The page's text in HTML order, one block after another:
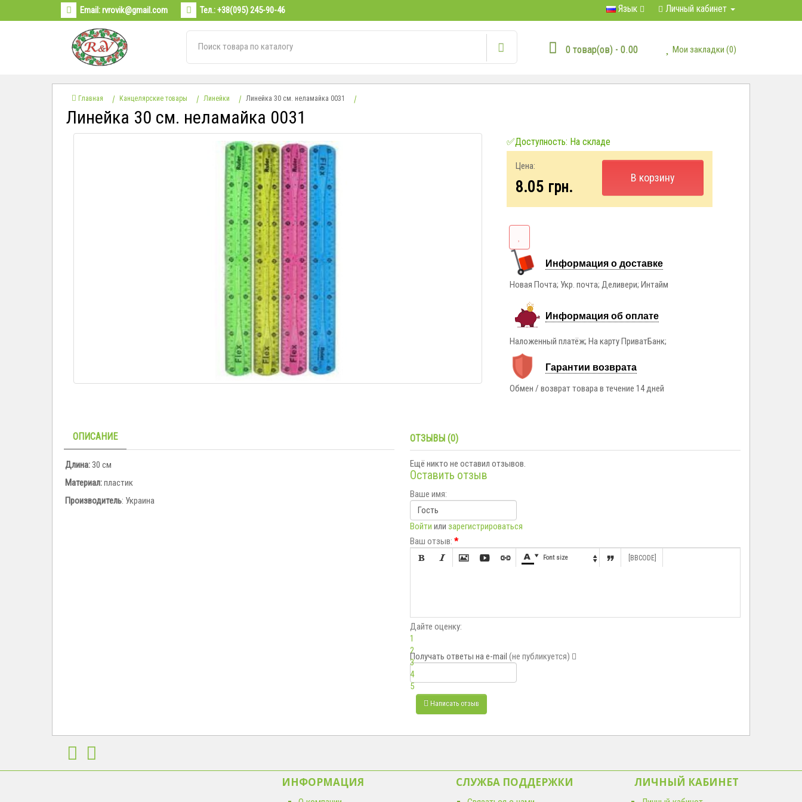
Email:rvrovik@gmail.com Тел.:+38(095) 245-90-46 Язык Личный кабинет
0 товар(ов) - 0.00 Мои закладки (0)
Главная Канцелярские товары Линейки Линейка 30 см. неламайка 0031
Линейка 30 см. неламайка 0031
✅Доступность: На складе
Цена:
8.05 грн.
В корзину
Информация о доставке
Новая Почта; Укр. почта; Деливери; Интайм
Информация об оплате
Наложенный платёж; На карту ПриватБанк;
Гарантии возврата
Обмен / возврат товара в течение 14 дней
ОПИСАНИЕ
Длина:30 см
Материал:пластик
Производитель: Украина
ОТЗЫВЫ (0)
Ещё никто не оставил отзывов.
Оставить отзыв
Ваше имя:
Войти или зарегистрироваться
Ваш отзыв: *

      Font size   [BBCODE]
Дайте оценку:
1
2
3
4
5
Получать ответы на e-mail (не публикуется)
Написать отзыв
ИНФОРМАЦИЯ СЛУЖБА ПОДДЕРЖКИ ЛИЧНЫЙ КАБИНЕТ